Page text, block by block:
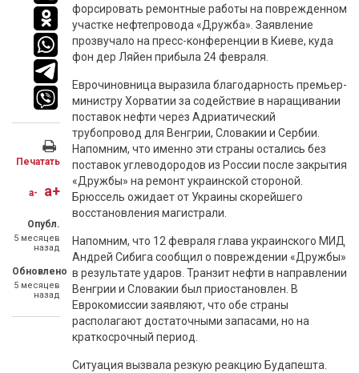
Печатать
a- a+
Опубл.
5 месяцев
назад
Обновлено
5 месяцев
назад
форсировать ремонтные работы на поврежденном
участке нефтепровода «Дружба». Заявление
прозвучало на пресс-конференции в Киеве, куда
фон дер Ляйен прибыла 24 февраля.
Еврочиновница выразила благодарность премьер-
министру Хорватии за содействие в наращивании
поставок нефти через Адриатический
трубопровод для Венгрии, Словакии и Сербии.
Напомним, что именно эти страны остались без
поставок углеводородов из России после закрытия
«Дружбы» на ремонт украинской стороной.
Брюссель ожидает от Украины скорейшего
восстановления магистрали.
Напомним, что 12 февраля глава украинского МИД
Андрей Сибига сообщил о повреждении «Дружбы»
в результате ударов. Транзит нефти в направлении
Венгрии и Словакии был приостановлен. В
Еврокомиссии заявляют, что обе страны
располагают достаточными запасами, но на
краткосрочный период.
Ситуация вызвала резкую реакцию Будапешта.